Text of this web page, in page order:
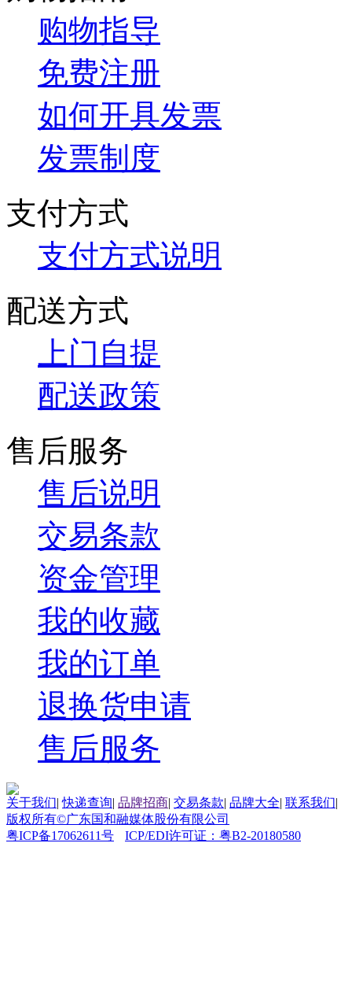
购物指导
免费注册
如何开具发票
发票制度
支付方式
支付方式说明
配送方式
上门自提
配送政策
售后服务
售后说明
交易条款
资金管理
我的收藏
我的订单
退换货申请
售后服务
关于我们|快递查询| 品牌招商| 交易条款| 品牌大全| 联系我们|
版权所有©广东国和融媒体股份有限公司
粤ICP备17062611号
ICP/EDI许可证：粤B2-20180580